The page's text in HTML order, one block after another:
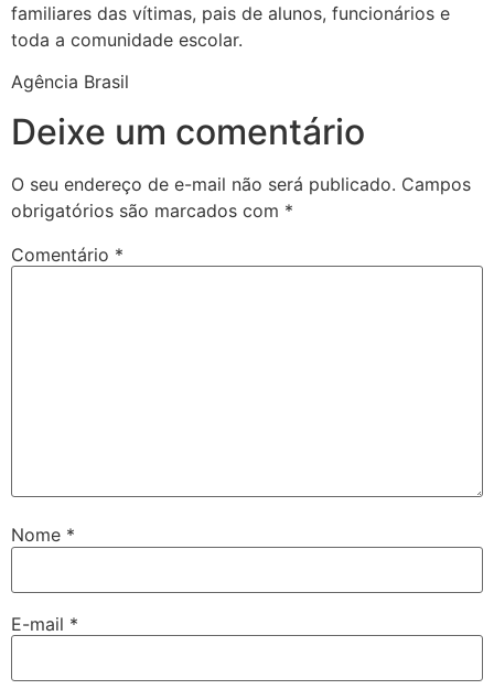
familiares das vítimas, pais de alunos, funcionários e
toda a comunidade escolar.
Agência Brasil
Deixe um comentário
O seu endereço de e-mail não será publicado. Campos
obrigatórios são marcados com *
Comentário *
Nome *
E-mail *